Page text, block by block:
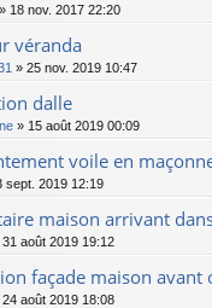
» 18 nov. 2017 22:20
véranda
» 25 nov. 2019 10:47
dalle
» 15 août 2019 00:09
voile en
sept. 2019 12:19
maison arrivant
31 août 2019 19:12
façade maison avant
24 août 2019 18:08